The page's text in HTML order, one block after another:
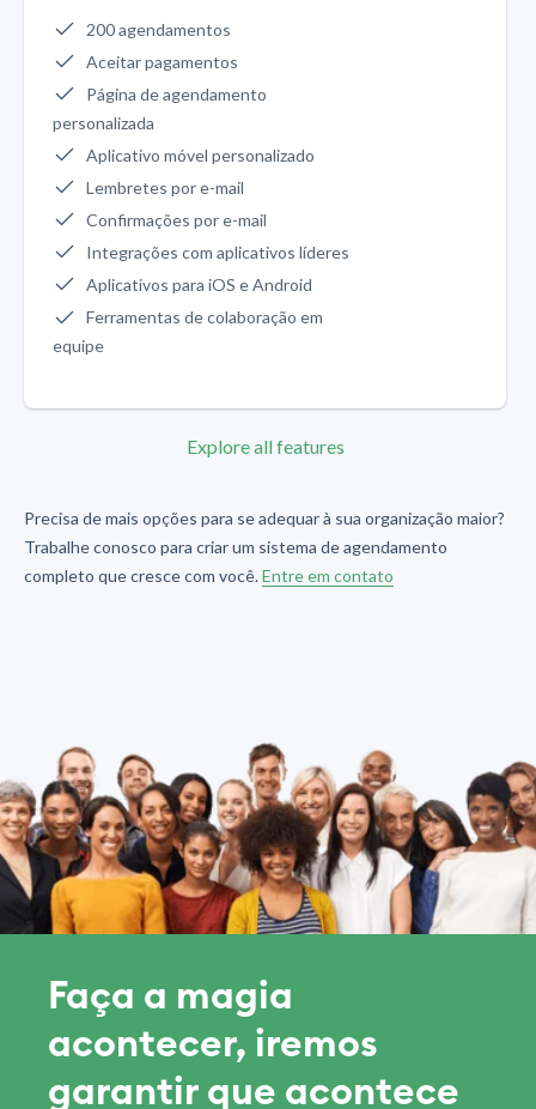
200 agendamentos
Aceitar pagamentos
Página de agendamento
personalizada
Aplicativo móvel personalizado
Lembretes por e-mail
Confirmações por e-mail
Integrações com aplicativos líderes
Aplicativos para iOS e Android
Ferramentas de colaboração em
equipe
Explore all features
Precisa de mais opções para se adequar à sua organização maior?
Trabalhe conosco para criar um sistema de agendamento
completo que cresce com você.Entre em contato
Faça a magia
acontecer, iremos
garantir que acontece